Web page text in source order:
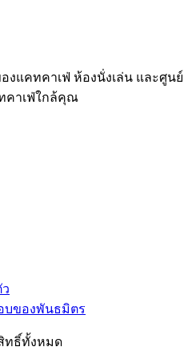
องแคทคาเฟ่ ห้องนั่งเล่น และศูนย์
คาเฟ่ใกล้คุณ
บของพันธมิตร
ทธิ์ทั้งหมด